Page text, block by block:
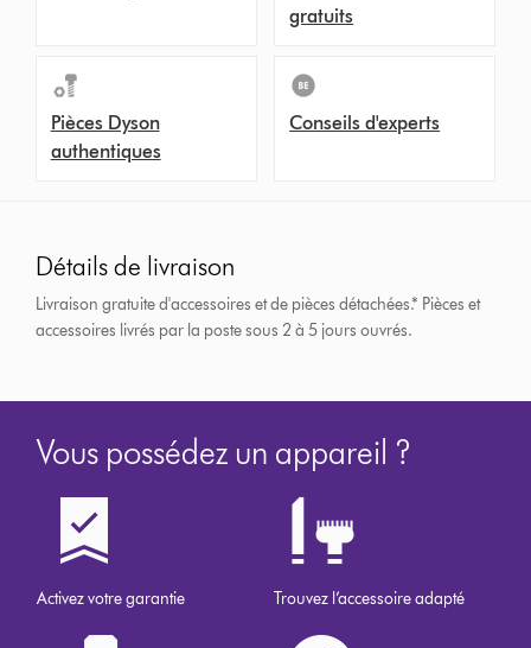
gratuits
Pièces Dyson
authentiques
Conseils d'experts
Détails de livraison
Livraison gratuite d'accessoires et de pièces détachées.* Pièces et
accessoires livrés par la poste sous 2 à 5 jours ouvrés.
Vous possédez un appareil ?
Activez votre garantie Trouvez l’accessoire adapté